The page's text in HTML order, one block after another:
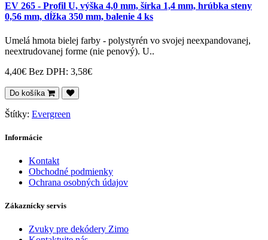
EV 265 - Profil U, výška 4,0 mm, šírka 1,4 mm, hrúbka steny
0,56 mm, dĺžka 350 mm, balenie 4 ks
Umelá hmota bielej farby - polystyrén vo svojej neexpandovanej,
neextrudovanej forme (nie penový). U..
4,40€ Bez DPH: 3,58€
Do košíka
Štítky: Evergreen
Informácie
Kontakt
Obchodné podmienky
Ochrana osobných údajov
Zákaznícky servis
Zvuky pre dekódery Zimo